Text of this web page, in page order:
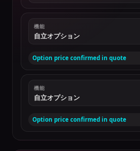
機能
自立オプション
Option price confirmed in quote
機能
自立オプション
Option price confirmed in quote